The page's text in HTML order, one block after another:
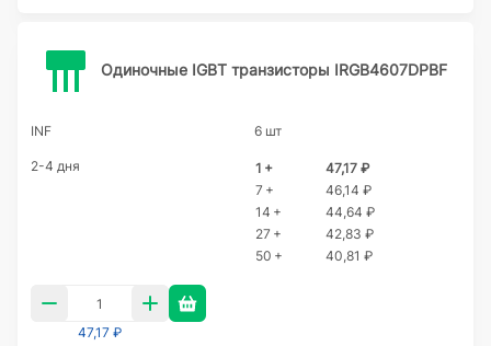
Одиночные IGBT транзисторы IRGB4607DPBF
INF 6 шт
2-4 дня 1 +
47,17 ₽
7 +
46,14 ₽
14 +
44,64 ₽
27 +
42,83 ₽
50 +
40,81 ₽
47,17 ₽